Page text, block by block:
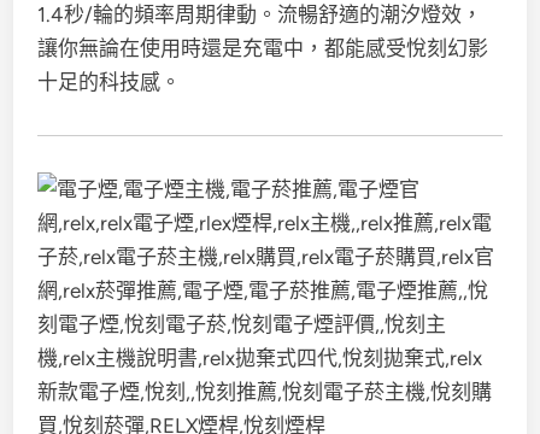
1.4秒/輪的頻率周期律動。流暢舒適的潮汐燈效，
讓你無論在使用時還是充電中，都能感受悅刻幻影
十足的科技感。